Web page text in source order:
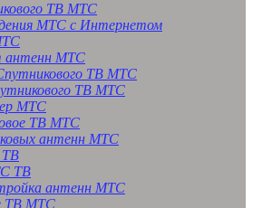
ТВ МТС
МТС с Интернетом
антенн МТС
ТВ МТС
ТВ МТС
МТС
ТВ МТС
антенн МТС
ТВ
ТВ
антенн МТС
ТВ МТС